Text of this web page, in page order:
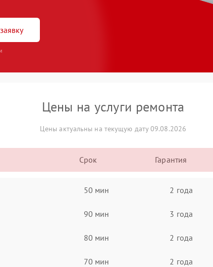
Цены на услуги ремонта
Цены актуальны на текущую дату 09.08.2026
Срок Гарантия
50 мин 2 года
90 мин 3 года
80 мин 2 года
70 мин 2 года